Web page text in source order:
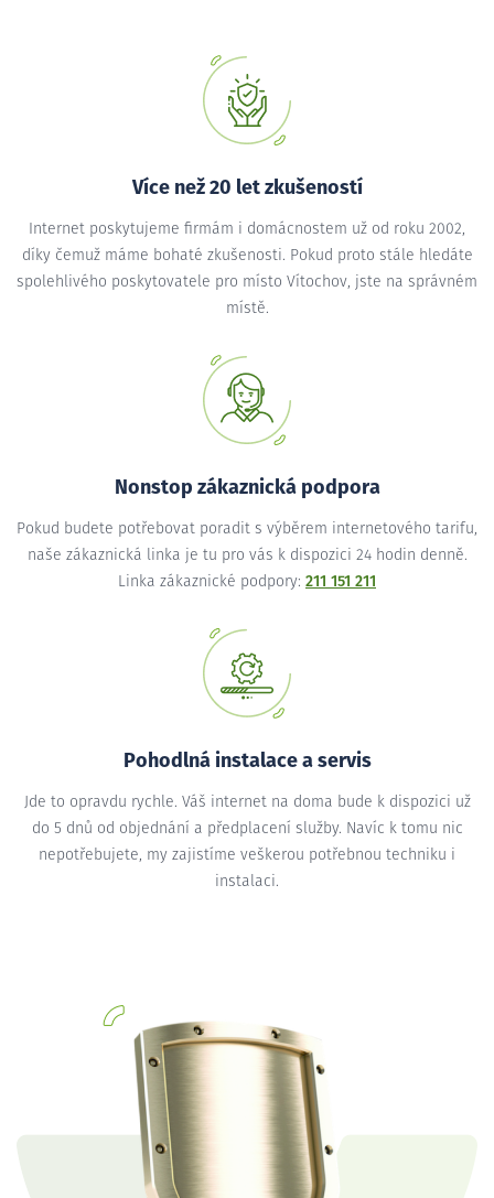
Více než 20 let zkušeností
Internet poskytujeme firmám i domácnostem už od roku 2002,
díky čemuž máme bohaté zkušenosti. Pokud proto stále hledáte
spolehlivého poskytovatele pro místo Vítochov, jste na správném
místě.
Nonstop zákaznická podpora
Pokud budete potřebovat poradit s výběrem internetového tarifu,
naše zákaznická linka je tu pro vás k dispozici 24 hodin denně.
Linka zákaznické podpory: 211 151 211
Pohodlná instalace a servis
Jde to opravdu rychle. Váš internet na doma bude k dispozici už
do 5 dnů od objednání a předplacení služby. Navíc k tomu nic
nepotřebujete, my zajistíme veškerou potřebnou techniku i
instalaci.